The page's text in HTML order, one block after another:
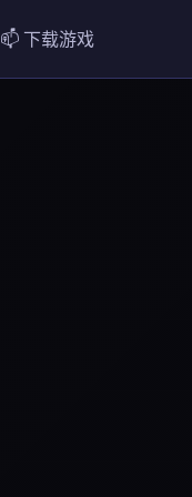
📫 下载游戏